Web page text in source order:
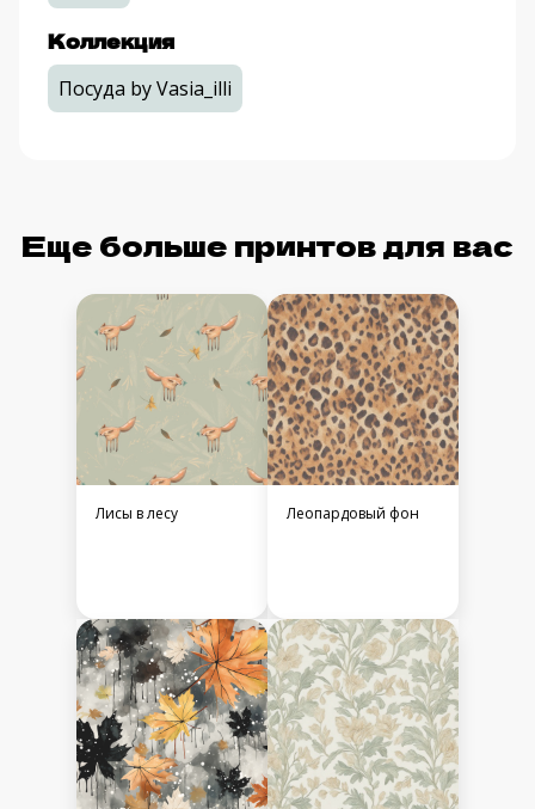
Коллекция
Посуда by Vasia_illi
Еще больше принтов для вас
Лисы в лесу Леопардовый фон